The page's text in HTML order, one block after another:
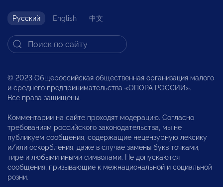
Русский English 中文
© 2023 Общероссийская общественная организация малого
и среднего предпринимательства «ОПОРА РОССИИ».
Все права защищены.
Комментарии на сайте проходят модерацию. Согласно
требованиям российского законодательства, мы не
публикуем сообщения, содержащие нецензурную лексику
и/или оскорбления, даже в случае замены букв точками,
тире и любыми иными символами. Не допускаются
сообщения, призывающие к межнациональной и социальной
розни.